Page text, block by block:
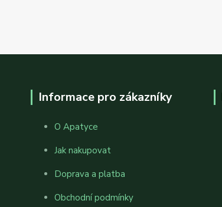
Informace pro zákazníky
O Apatyce
Jak nakupovat
Doprava a platba
Obchodní podmínky